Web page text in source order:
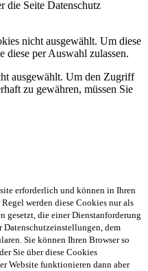
die Seite Datenschutz
nicht ausgewählt. Um diese
diese per Auswahl zulassen.
ausgewählt. Um den Zugriff
zu gewähren, müssen Sie
erforderlich und können in Ihren
werden diese Cookies nur als
gesetzt, die einer Dienstanforderung
Datenschutzeinstellungen, dem
Sie können Ihren Browser so
Sie über diese Cookies
Website funktionieren dann aber